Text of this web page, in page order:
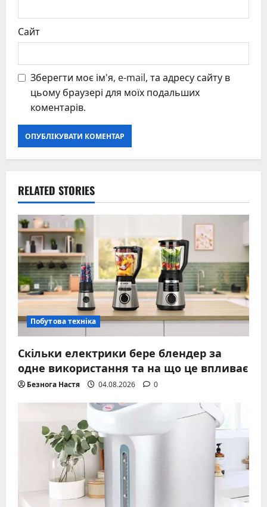
Сайт
Зберегти моє ім'я, e-mail, та адресу сайту в
цьому браузері для моїх подальших
коментарів.
RELATED STORIES
Побутова техніка
Скільки електрики бере блендер за
одне використання та на що це впливає
Безнога Настя 04.08.2026 0